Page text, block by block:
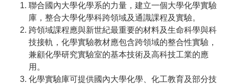
聯合國內大學化學系的力量，建立一個大學化學實驗
庫，整合大學化學科跨領域及通識課程及實驗。
跨領域課程應與新世紀最重要的材料及生命科學與科
技接軌，化學實驗教材應包含跨領域的整合性實驗，
兼顧化學研究實驗室的基本技術及高科技工業的應
用。
化學實驗庫可提供國內大學化學、化工教育及部分技